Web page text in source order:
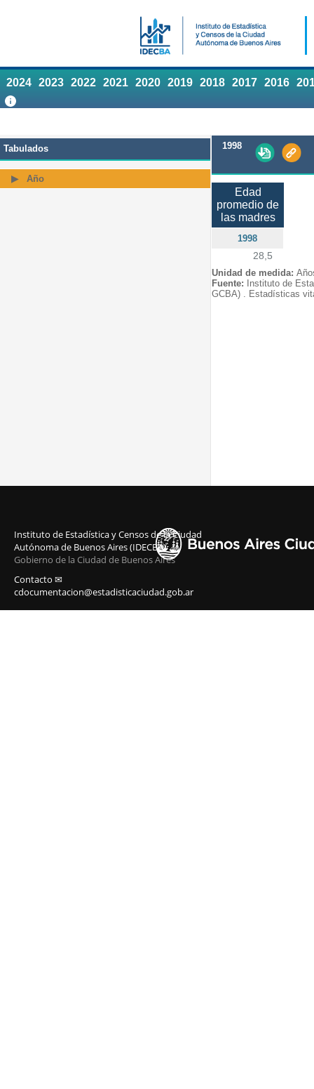
2024 2023 2022 2021 2020 2019 2018 2017 2016
Tabulados
Año
1998
Edad
promedio de
las madres
1998
28,5
Unidad de medida:
Fuente: Instituto de
GCBA) . Estadísticas
Instituto de Estadística y Censos de la Ciudad
Autónoma de Buenos Aires (IDECBA)
Gobierno de la Ciudad de Buenos Aires
Contacto ✉
cdocumentacion@estadisticaciudad.gob.ar